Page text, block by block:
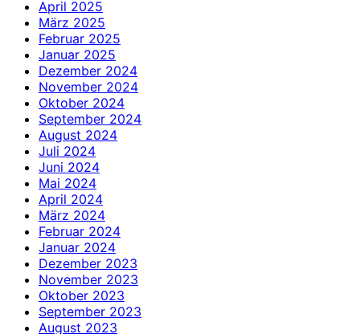
April 2025
März 2025
Februar 2025
Januar 2025
Dezember 2024
November 2024
Oktober 2024
September 2024
August 2024
Juli 2024
Juni 2024
Mai 2024
April 2024
März 2024
Februar 2024
Januar 2024
Dezember 2023
November 2023
Oktober 2023
September 2023
August 2023